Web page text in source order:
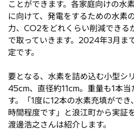
ことができます。各家庭向けの水
に向けて、発電をするための水素
力、CO2をどれくらい削減できる
で取っていきます。2024年3月ま
定です。
要となる、水素を詰め込む小型シ
45cm、直径約11cm。重量も1本
す。「1度に12本の水素充填がで
時間程度です」と浪江町から実証
渡邊浩之さんは紹介します。